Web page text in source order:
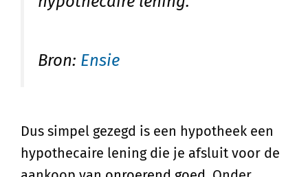
Bron: Ensie
Dus simpel gezegd is een hypotheek een
hypothecaire lening die je afsluit voor de